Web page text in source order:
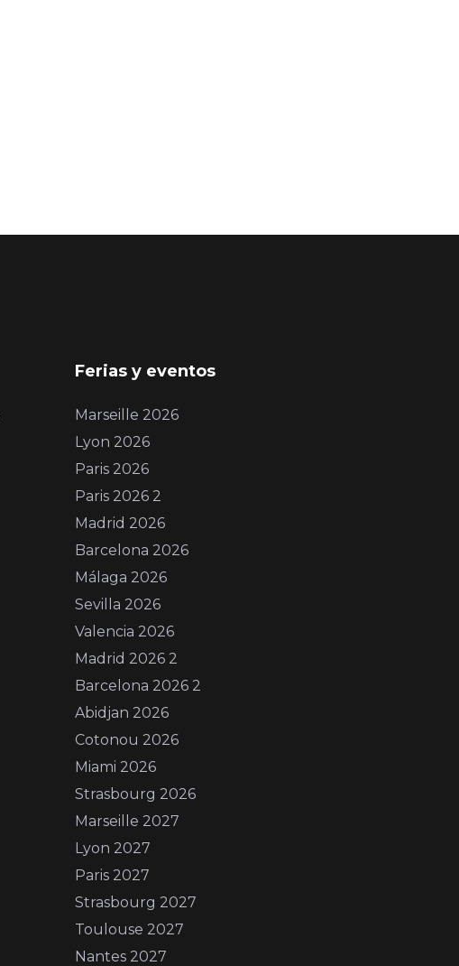
Ferias y eventos
Marseille 2026
Lyon 2026
Paris 2026
Paris 2026 2
Madrid 2026
Barcelona 2026
Málaga 2026
Sevilla 2026
Valencia 2026
Madrid 2026 2
Barcelona 2026 2
Abidjan 2026
Cotonou 2026
Miami 2026
Strasbourg 2026
Marseille 2027
Lyon 2027
Paris 2027
Strasbourg 2027
Toulouse 2027
Nantes 2027